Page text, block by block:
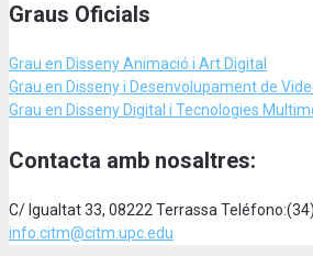
Graus Oficials
Grau en Disseny Animació i Art Digital
Grau en Disseny i Desenvolupament de
Grau en Disseny Digital i Tecnologies
Contacta amb nosaltres:
C/ Igualtat 33, 08222 Terrassa
info.citm@citm.upc.edu